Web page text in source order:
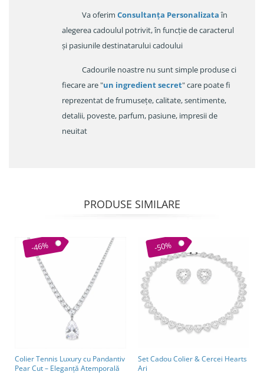
Va oferim Consultanța Personalizataîn
alegerea cadoulul potrivit, în funcție de caracterul
și pasiunile destinatarului cadoului
Cadourile noastre nu sunt simple produse ci
fiecare are "un ingredient secret" care poate fi
reprezentat de frumusețe, calitate, sentimente,
detalii, poveste, parfum, pasiune, impresii de
neuitat
PRODUSE SIMILARE
-46%
Colier Tennis Luxury cu Pandantiv
Pear Cut – Eleganță Atemporală
-50%
Set Cadou Colier & Cercei Hearts
Ari